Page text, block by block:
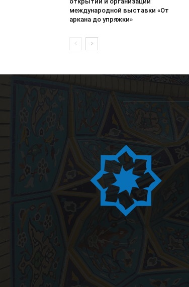
международной выставки «От
аркана до упряжки»